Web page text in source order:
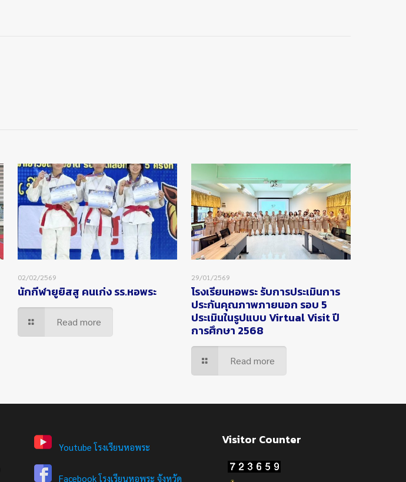
02/02/2569
นักกีฬายูยิสสู คนเก่ง รร.หอพระ
Read more
29/01/2569
โรงเรียนหอพระ รับการประเมินการ
ประกันคุณภาพภายนอก รอบ 5
ประเมินในรูปแบบ Virtual Visit ปี
การศึกษา 2568
Read more
Youtube โรงเรียนหอพระ
Facebook โรงเรียนหอพระ จังหวัด
Visitor Counter